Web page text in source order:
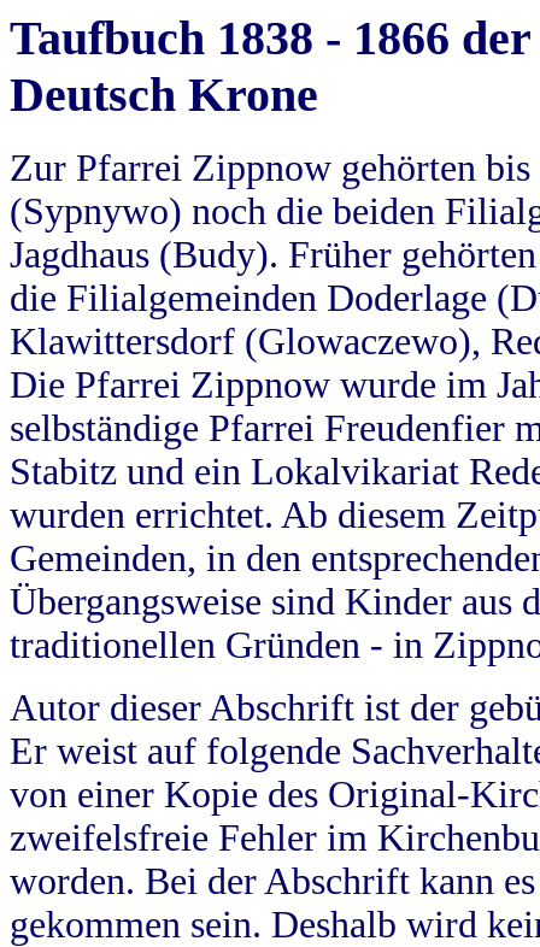
Taufbuch 1838 - 1866
Deutsch Krone
Zur Pfarrei Zippnow gehörten
(Sypnywo) noch die beiden
Jagdhaus (Budy). Früher
die Filialgemeinden Doderlage
Klawittersdorf (Glowaczewo),
Die Pfarrei Zippnow wurde im
selbständige Pfarrei Freudenfier
Stabitz und ein Lokalvikariat
wurden errichtet. Ab diesem
Gemeinden, in den
Übergangsweise sind Kinder aus
traditionellen Gründen - in
Autor dieser Abschrift ist der
Er weist auf folgende
von einer Kopie des Original-
zweifelsfreie Fehler im
worden. Bei der Abschrift kann
gekommen sein. Deshalb wird